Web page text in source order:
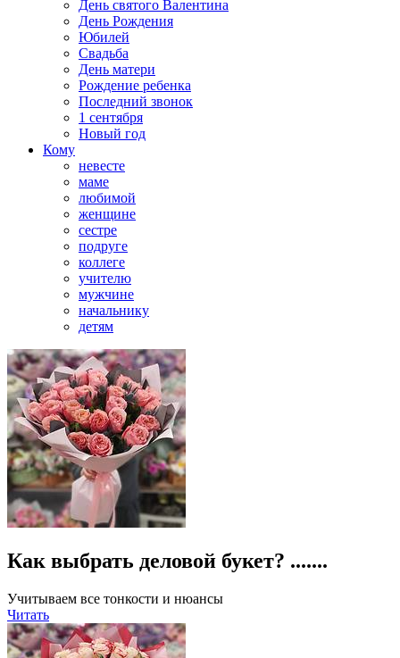
День святого Валентина
День Рождения
Юбилей
Свадьба
День матери
Рождение ребенка
Последний звонок
1 сентября
Новый год
Кому
невесте
маме
любимой
женщине
сестре
подруге
коллеге
учителю
мужчине
начальнику
детям
Как выбрать деловой букет? .......
Учитываем все тонкости и нюансы
Читать